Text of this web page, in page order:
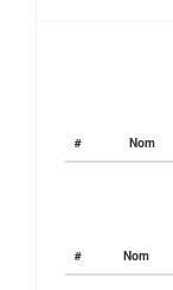
# Nom
# Nom